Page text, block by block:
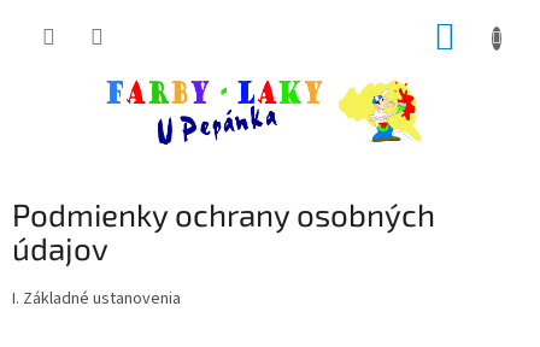
Podmienky ochrany osobných
údajov
I. Základné ustanovenia